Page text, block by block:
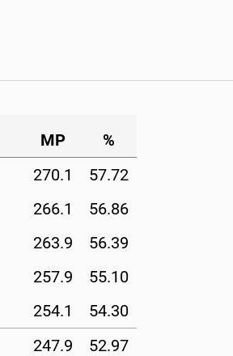
MP
%
270.1
57.72
266.1
56.86
263.9
56.39
257.9
55.10
254.1
54.30
247.9
52.97